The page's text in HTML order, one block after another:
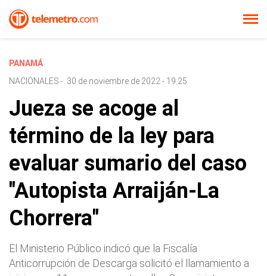
PANAMÁ
NACIONALES - 30 de noviembre de 2022 - 19:25
Jueza se acoge al
término de la ley para
evaluar sumario del caso
"Autopista Arraiján-La
Chorrera"
El Ministerio Público indicó que la Fiscalía
Anticorrupción de Descarga solicitó el llamamiento a